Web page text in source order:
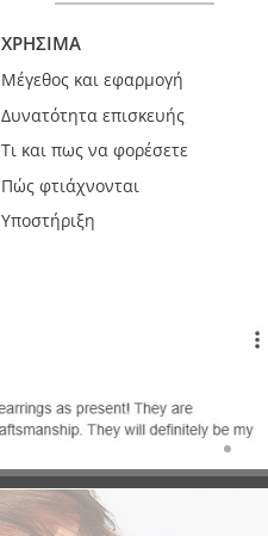
ΧΡΗΣΙΜΑ
Μέγεθος και εφαρμογή
Δυνατότητα επισκευής
Τι και πως να φορέσετε
Πώς φτιάχνονται
Υποστήριξη